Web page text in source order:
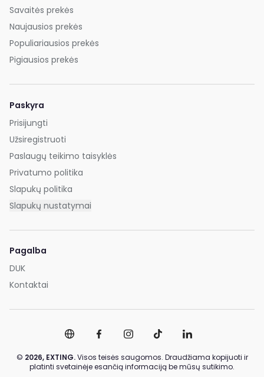
Savaitės prekės
Naujausios prekės
Populiariausios prekės
Pigiausios prekės
Paskyra
Prisijungti
Užsiregistruoti
Paslaugų teikimo taisyklės
Privatumo politika
Slapukų politika
Slapukų nustatymai
Pagalba
DUK
Kontaktai
© 2026, EXTING.Visos teisės saugomos. Draudžiama kopijuoti ir
platinti svetainėje esančią informaciją be mūsų sutikimo.